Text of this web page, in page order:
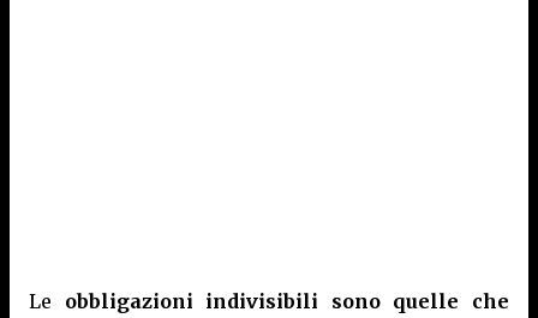
Le obbligazioni indivisibili sono quelle che